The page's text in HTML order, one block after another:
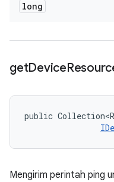
long
getDevice
public
Mengirim perintah ping